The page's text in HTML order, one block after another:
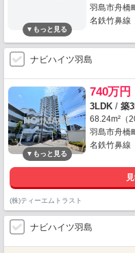
羽島市舟橋
名鉄竹鼻線
ナビハイツ羽島
740万円
3LDK / 築
68.24m²（
羽島市舟橋
名鉄竹鼻線
(株)ティーエムトラスト
ナビハイツ羽島